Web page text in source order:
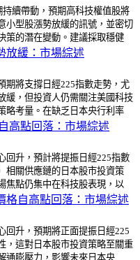
續帶動，預期高科技權值股將
小型股漲勢放緩的訊號，並密切
策的潛在變動。建議採取穩健
放緩：市場綜述
期將支撐日經225指數走勢，尤
緩，但投資人仍需關注美國科技
略考量。在缺乏日本央行利率
高點回落：市場綜述
回升，預計將提振日經225指數
相關供應鏈的日本股市投資策
焦點仍集中在科技股表現，以
格自高點回落：市場綜述
回升，預期將正面提振日經225
，這對日本股市投資策略至關重
通膨壓力，影響未來日本央